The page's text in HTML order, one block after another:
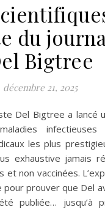
du
Bigtree
décembre 21, 2025
les plus
exhaustive jamais
et non vaccinées.
pour prouver que Del
publiée… jusqu’à